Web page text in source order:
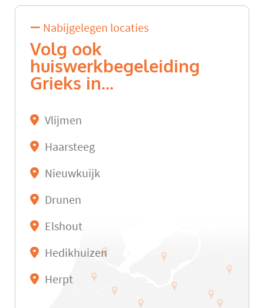
Nabijgelegen locaties
Volg ook
huiswerkbegeleiding
Grieks in...
Vlijmen
Haarsteeg
Nieuwkuijk
Drunen
Elshout
Hedikhuizen
Herpt